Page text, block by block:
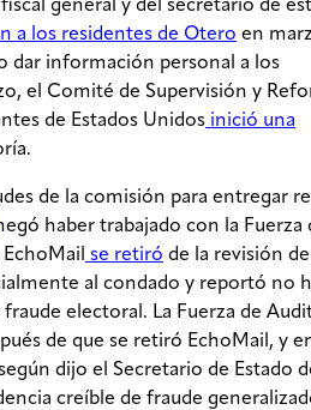
general y del secretario de
a los residentes de Otero en
dar información personal a los
el Comité de Supervisión y
de Estados Unidos inició una
de la comisión para entregar
haber trabajado con la Fuerza
se retiró de la revisión
al condado y reportó no
electoral. La Fuerza de
de que se retiró EchoMail, y
dijo el Secretario de Estado
creíble de fraude